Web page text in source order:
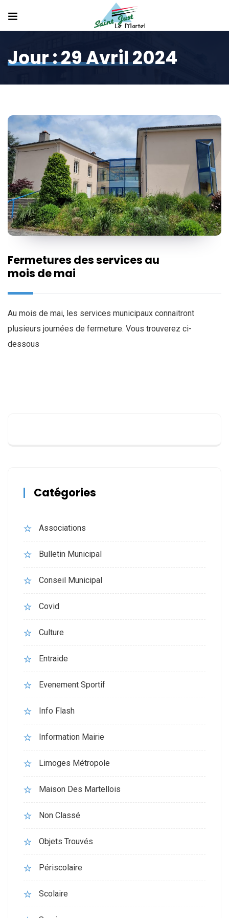
Jour :29 Avril 2024
Fermetures des services au
mois de mai
Au mois de mai, les services municipaux connaitront
plusieurs journées de fermeture. Vous trouverez ci-
dessous
Catégories
Associations
Bulletin Municipal
Conseil Municipal
Covid
Culture
Entraide
Evenement Sportif
Info Flash
Information Mairie
Limoges Métropole
Maison Des Martellois
Non Classé
Objets Trouvés
Périscolaire
Scolaire